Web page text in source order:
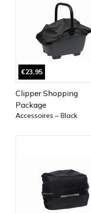
€23,95
Clipper Shopping
Package
Accessoires – Black